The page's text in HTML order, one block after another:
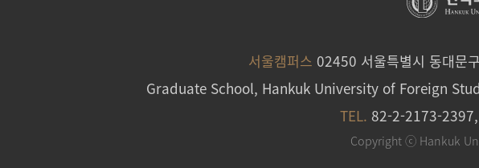
서울캠퍼스 02450 서울특별시 동대문
Graduate School, Hankuk University of Foreign
TEL. 82-2-2173-
Copyright ⓒ Hankuk